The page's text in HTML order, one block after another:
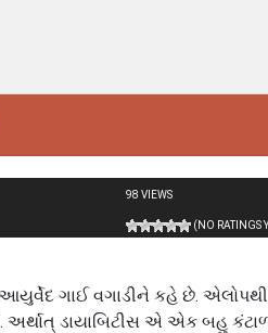
98 VIEWS
(NO RATINGS
ગાઈ વગાડીને કહે છે. એલોપથી
ડાયાબિટીસ એ એક બહુ